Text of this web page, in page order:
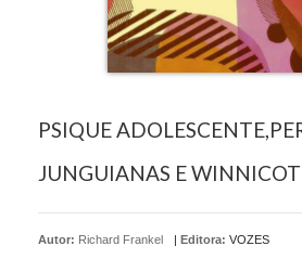
PSIQUE
JUNGUIANAS E
Autor: Richard Frankel | Editora: VOZES